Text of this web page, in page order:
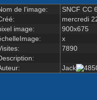
de l'image:
SNCF CC
mercredi
image:
900x675
x
7890
Jack